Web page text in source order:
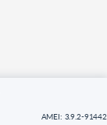
AMEI: 3.9.2-91442